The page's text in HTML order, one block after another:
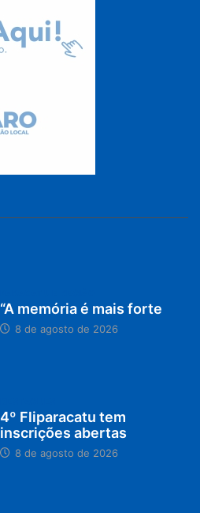
“A memória é mais forte
8 de agosto de 2026
4º Fliparacatu tem
inscrições abertas
8 de agosto de 2026